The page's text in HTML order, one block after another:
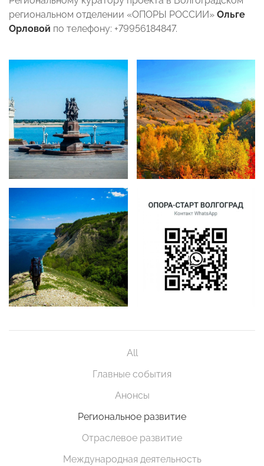
региональном отделении «ОПОРЫ РОССИИ» Ольге
Орловой по телефону: +79956184847.
All
Главные события
Анонсы
Региональное развитие
Отраслевое развитие
Международная деятельность